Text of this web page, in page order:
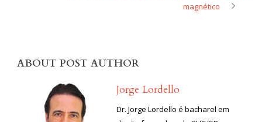
magnético
ABOUT POST AUTHOR
Jorge Lordello
Dr. Jorge Lordello é bacharel em